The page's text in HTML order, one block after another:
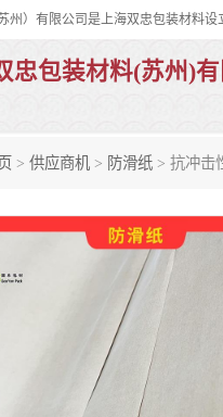
忠包装材料(苏州)有
> 供应商机 > 防滑纸 > 抗冲击
纤维打
充气袋